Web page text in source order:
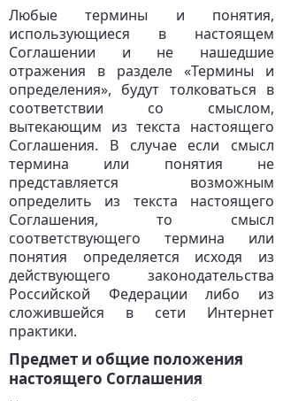
Любые термины и понятия,
использующиеся в настоящем
Соглашении и не нашедшие
отражения в разделе «Термины и
определения», будут толковаться в
соответствии со смыслом,
вытекающим из текста настоящего
Соглашения. В случае если смысл
термина или понятия не
представляется возможным
определить из текста настоящего
Соглашения, то смысл
соответствующего термина или
понятия определяется исходя из
действующего законодательства
Российской Федерации либо из
сложившейся в сети Интернет
практики.
Предмет и общие положения
настоящего Соглашения